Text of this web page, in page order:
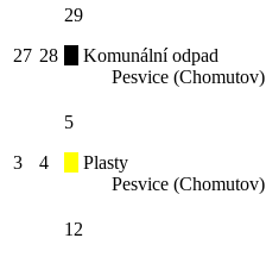
27 28
29
Komunální odpad
Pesvice (Chomutov)
3 4
5
Plasty
Pesvice (Chomutov)
12